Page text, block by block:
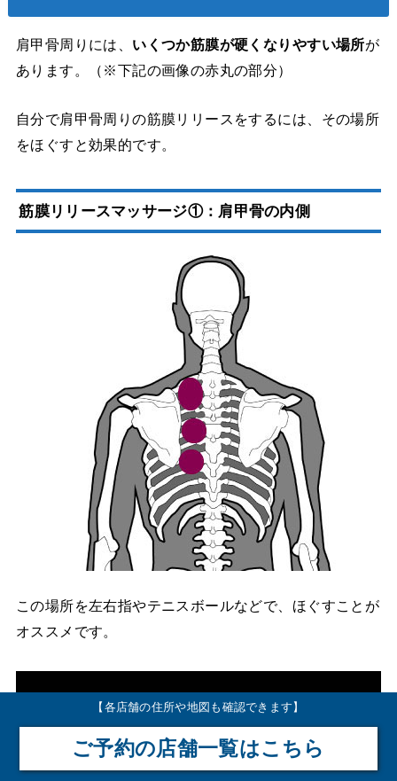
肩甲骨周りには、 いくつか筋膜が硬くなりやすい場所が
あります。（※下記の画像の赤丸の部分）
自分で肩甲骨周りの筋膜リリースをするには、その場所
をほぐすと効果的です。
筋膜リリースマッサージ①：肩甲骨の内側
この場所を左右指やテニスボールなどで、ほぐすことが
オススメです。
【各店舗の住所や地図も確認できます】
ご予約の店舗一覧はこちら